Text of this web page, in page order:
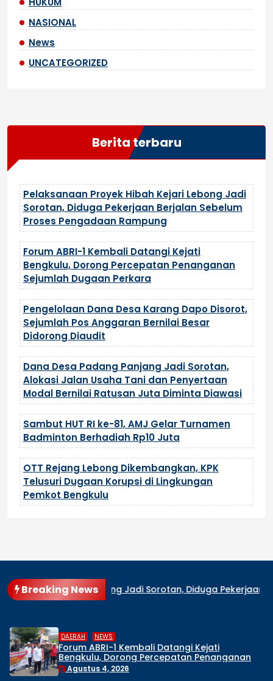
NASIONAL
News
UNCATEGORIZED
Berita terbaru
Pelaksanaan Proyek Hibah Kejari Lebong Jadi
Sorotan, Diduga Pekerjaan Berjalan Sebelum
Proses Pengadaan Rampung
Forum ABRI-1 Kembali Datangi Kejati
Bengkulu, Dorong Percepatan Penanganan
Sejumlah Dugaan Perkara
Pengelolaan Dana Desa Karang Dapo Disorot,
Sejumlah Pos Anggaran Bernilai Besar
Didorong Diaudit
Dana Desa Padang Panjang Jadi Sorotan,
Alokasi Jalan Usaha Tani dan Penyertaan
Modal Bernilai Ratusan Juta Diminta Diawasi
Sambut HUT RI ke-81, AMJ Gelar Turnamen
Badminton Berhadiah Rp10 Juta
OTT Rejang Lebong Dikembangkan, KPK
Telusuri Dugaan Korupsi di Lingkungan
Pemkot Bengkulu
Breaking News
Lebong Jadi Sorotan, Diduga Pekerjaan Berjalan Sebelum
DAERAH NEWS
Forum ABRI-1 Kembali Datangi Kejati
Bengkulu, Dorong Percepatan Penanganan
Sejumlah Dugaan Perkara
Agustus 4, 2026